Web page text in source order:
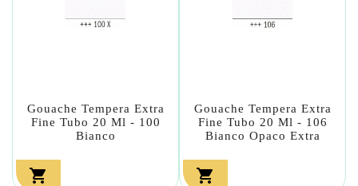
Gouache Tempera Extra
Fine Tubo 20 Ml - 100
Bianco

Gouache Tempera Extra
Fine Tubo 20 Ml - 106
Bianco Opaco Extra
